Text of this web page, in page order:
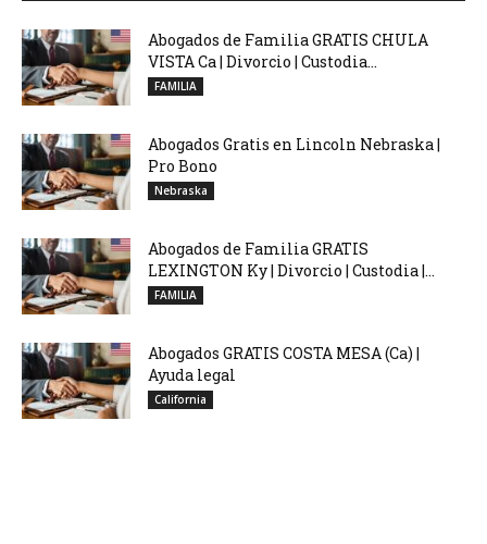
Abogados de Familia GRATIS CHULA
VISTA Ca | Divorcio | Custodia...
FAMILIA
Abogados Gratis en Lincoln Nebraska |
Pro Bono
Nebraska
Abogados de Familia GRATIS
LEXINGTON Ky | Divorcio | Custodia |...
FAMILIA
Abogados GRATIS COSTA MESA (Ca) |
Ayuda legal
California